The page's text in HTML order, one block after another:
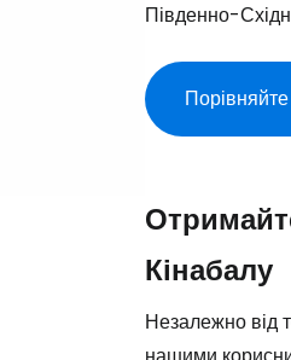
Південно-
Кінабалу
Незалежно від